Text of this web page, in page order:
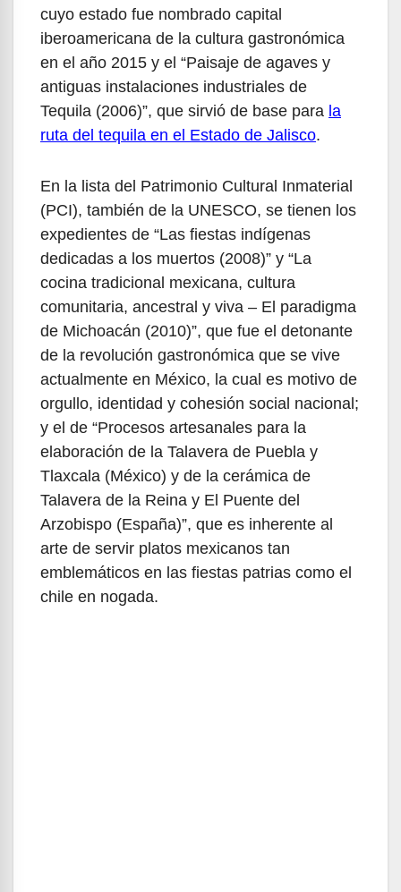
cuyo estado fue nombrado capital
iberoamericana de la cultura gastronómica
en el año 2015 y el “Paisaje de agaves y
antiguas instalaciones industriales de
Tequila (2006)”, que sirvió de base para la
ruta del tequila en el Estado de Jalisco.
En la lista del Patrimonio Cultural Inmaterial
(PCI), también de la UNESCO, se tienen los
expedientes de “Las fiestas indígenas
dedicadas a los muertos (2008)” y “La
cocina tradicional mexicana, cultura
comunitaria, ancestral y viva – El paradigma
de Michoacán (2010)”, que fue el detonante
de la revolución gastronómica que se vive
actualmente en México, la cual es motivo de
orgullo, identidad y cohesión social nacional;
y el de “Procesos artesanales para la
elaboración de la Talavera de Puebla y
Tlaxcala (México) y de la cerámica de
Talavera de la Reina y El Puente del
Arzobispo (España)”, que es inherente al
arte de servir platos mexicanos tan
emblemáticos en las fiestas patrias como el
chile en nogada.